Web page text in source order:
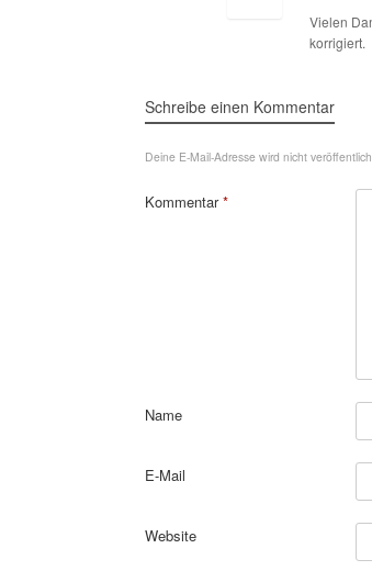
Vielen
korrigiert.
Schreibe einen Kommentar
Deine E-Mail-Adresse wird nicht
Kommentar*
Name
E-Mail
Website